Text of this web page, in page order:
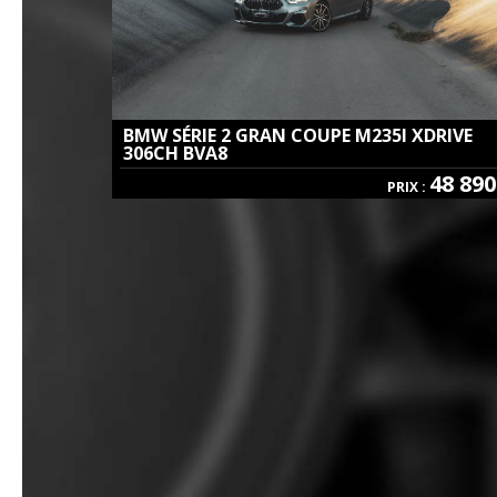
BMW SÉRIE 2 GRAN COUPEM235I XDRIVE
306CH BVA8
Essence | Boite Automatique | 07 / 2024 | 19 000Km | 19cv
PRIX : 48